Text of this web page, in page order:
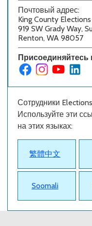
Почтовый адрес:
King County Elections
919 SW Grady Way,
Renton, WA 98057
Присоединяйтесь
Сотрудники
Используйте эти
на этих языках:
繁體中文
Soomali